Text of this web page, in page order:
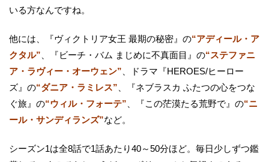
いる方なんですね。
他には、『ヴィクトリア女王 最期の秘密』の“アディール・ア
クタル” 、『ビーチ・バム まじめに不真面目』の“ステファニ
ア・ラヴィー・オーウェン” 、ドラマ『HEROES/ヒーロー
ズ』の“ダニア・ラミレス” 、『ネブラスカ ふたつの心をつな
ぐ旅』の“ウィル・フォーテ” 、『この茫漠たる荒野で』の“ニ
ール・サンディランズ”など。
シーズン1は全8話で1話あたり40～50分ほど。毎日少しずつ鑑